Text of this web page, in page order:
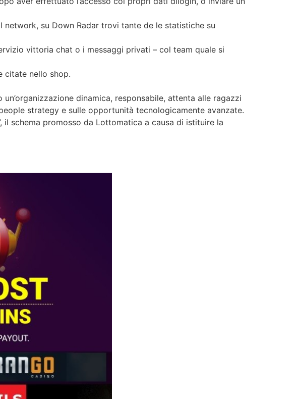
su Down Radar trovi tante de le statistiche su
vittoria chat o i messaggi privati – col team quale si
citate nello shop.
dinamica, responsabile, attenta alle ragazzi
strategy e sulle opportunità tecnologicamente avanzate.
il schema promosso da Lottomatica a causa di istituire la